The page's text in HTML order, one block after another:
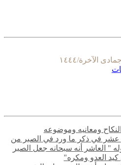
عشر في ذكر ما ورد في الصبر من
" العاشر أنه سبحانه جعل الصبر
العدو ومكره"